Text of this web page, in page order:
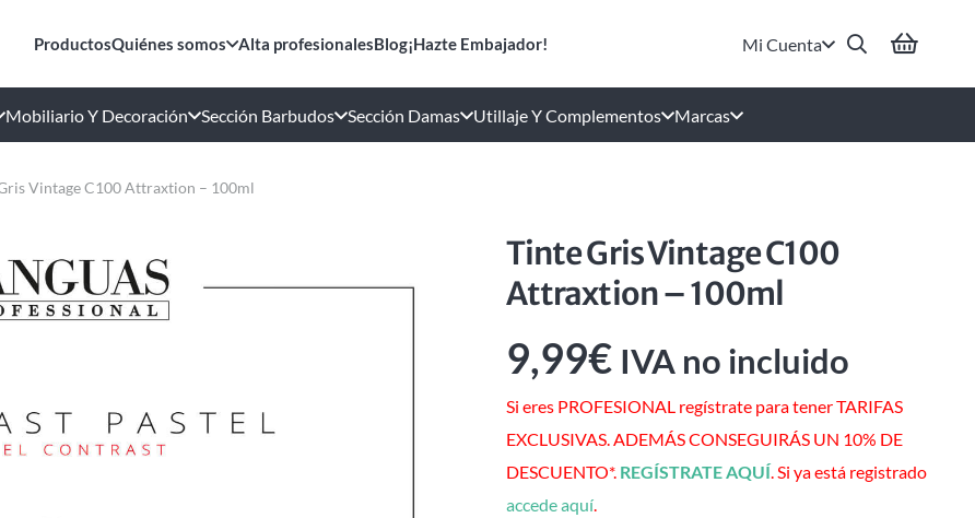
ProductosQuiénes somos Alta profesionalesBlog¡Hazte Embajador! Mi Cuenta
Mobiliario Y Decoración Sección Barbudos Sección Damas Utillaje Y Complementos Marcas
Vintage C100 Attraxtion – 100ml
Tinte Gris Vintage C100
Attraxtion – 100ml
9,99€ IVA no incluido
Si eres PROFESIONAL regístrate para tener TARIFAS
EXCLUSIVAS. ADEMÁS CONSEGUIRÁS UN 10% DE
DESCUENTO*. REGÍSTRATE AQUÍ. Si ya está registrado
accede aquí.